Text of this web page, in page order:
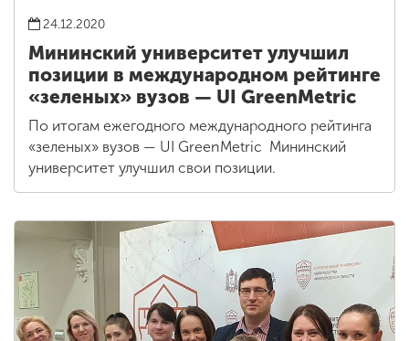
24.12.2020
Мининский университет улучшил
позиции в международном рейтинге
«зеленых» вузов — UI GreenMetric
По итогам ежегодного международного рейтинга
«зеленых» вузов — UI GreenMetric Мининский
университет улучшил свои позиции.